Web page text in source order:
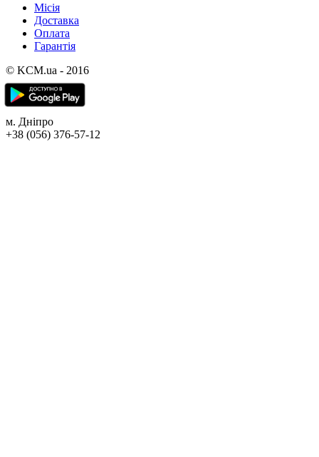
Місія
Доставка
Оплата
Гарантія
© KCM.ua - 2016
м. Дніпро
+38 (056) 376-57-12